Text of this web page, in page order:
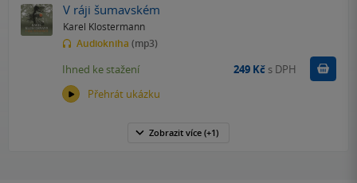
V ráji šumavském
Karel Klostermann
Audiokniha (mp3)
Přehrát ukázku
Ihned ke stažení 249 Kč s DPH Koupit
Zobrazit více (+1)